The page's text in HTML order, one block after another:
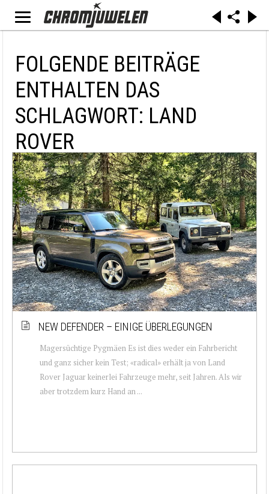
FOLGENDE BEITRÄGE
ENTHALTEN DAS
SCHLAGWORT: LAND
ROVER
NEW DEFENDER – EINIGE ÜBERLEGUNGEN
Magersüchtige Pygmäen Es ist dies weder ein Fahrbericht
und ganz sicher kein Test; «radical» erhält ja von Land
Rover Jaguar keinerlei Fahrzeuge mehr, seit Jahren. Als wir
aber trotzdem kurz Hand an ...